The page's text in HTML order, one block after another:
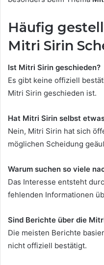
Häufig
Mitri Sirin
Ist Mitri Sirin geschieden?
Es gibt keine offiziell
Mitri Sirin geschieden ist.
Hat Mitri Sirin selbst
Nein, Mitri Sirin hat sich
möglichen Scheidung
Warum suchen so viele
Das Interesse entsteht
fehlenden Informationen
Sind Berichte über die
Die meisten Berichte
nicht offiziell bestätigt.